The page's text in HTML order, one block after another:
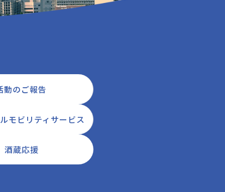
動のご報告
モビリティサービス
酒蔵応援